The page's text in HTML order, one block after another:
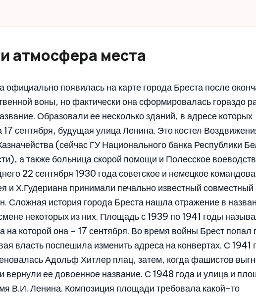
атмосфера места
появилась на карте города Бреста после
воны, но фактически она сформировалась гораздо
Образовали ее несколько зданий, в адресе которых
17 сентября, будущая улица Ленина. Это костел
(сейчас ГУ Национального банка Республики
а также больница скорой помощи и Полесское
22 сентября 1930 года советское и немецкое
и Х.Гудериана принимали печально известный
Сложная история города Бреста нашла отражение в
некоторых из них. Площадь с 1939 по 1941 годы
на которой она – 17 сентября. Во время войны Брест попал
власть поспешила изменить адреса на конвертах. С 1941
Адольф Хитлер плац, затем, когда фашистов
вернули ее довоенное название. С 1948 года и улица и
В.И. Ленина. Композиция площади требовала какой-то